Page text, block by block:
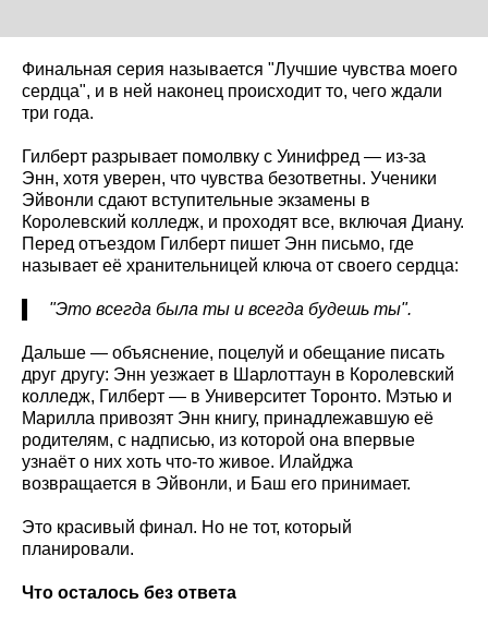
Финальная серия называется "Лучшие чувства моего
сердца", и в ней наконец происходит то, чего ждали
три года.
Гилберт разрывает помолвку с Уинифред — из-за
Энн, хотя уверен, что чувства безответны. Ученики
Эйвонли сдают вступительные экзамены в
Королевский колледж, и проходят все, включая Диану.
Перед отъездом Гилберт пишет Энн письмо, где
называет её хранительницей ключа от своего сердца:
"Это всегда была ты и всегда будешь ты".
Дальше — объяснение, поцелуй и обещание писать
друг другу: Энн уезжает в Шарлоттаун в Королевский
колледж, Гилберт — в Университет Торонто. Мэтью и
Марилла привозят Энн книгу, принадлежавшую её
родителям, с надписью, из которой она впервые
узнаёт о них хоть что-то живое. Илайджа
возвращается в Эйвонли, и Баш его принимает.
Это красивый финал. Но не тот, который
планировали.
Что осталось без ответа